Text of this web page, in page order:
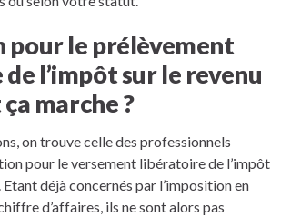
pour le prélèvement
l’impôt sur le revenu
marche ?
on trouve celle des professionnels
pour le versement libératoire de l’impôt
Etant déjà concernés par l’imposition en
d’affaires, ils ne sont alors pas